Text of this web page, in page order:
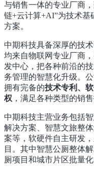
与销售一体的专业厂商
链+云计算+AI”为技术
方案。
中期科技具备深厚的技
均来自物联网专业厂商
发中心，把各种前沿的
务管理的智慧化升级。
拥有完备的技术专利、
权 ，满足各种类型的销
中期科技主营业务包括
解决方案、智慧文旅整
案等，软硬件自主研发
目 。其中智慧公厕整体
厕项目和城市片区批量